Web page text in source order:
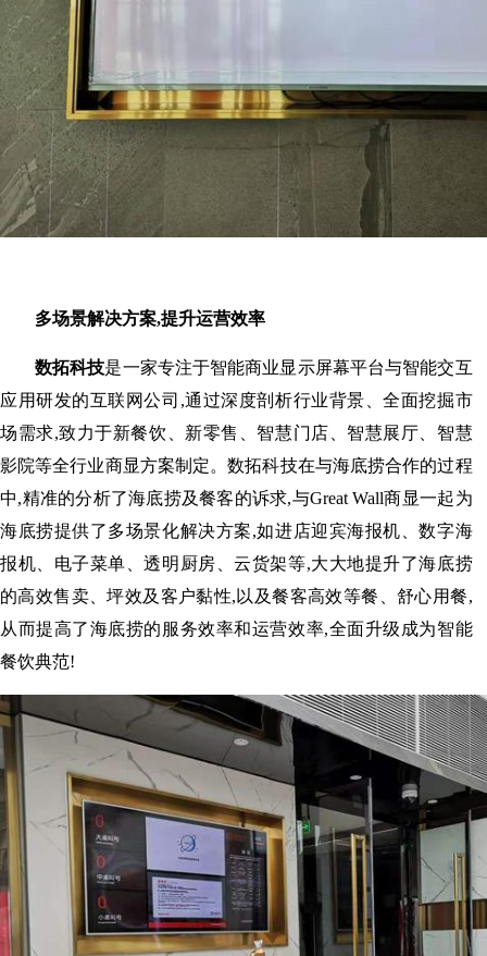
多场景解决方案,提升运营效率
数拓科技是一家专注于智能商业显示屏幕平台与智能交互
应用研发的互联网公司,通过深度剖析行业背景、全面挖掘市
场需求,致力于新餐饮、新零售、智慧门店、智慧展厅、智慧
影院等全行业商显方案制定。数拓科技在与海底捞合作的过程
中,精准的分析了海底捞及餐客的诉求,与Great Wall商显一起为
海底捞提供了多场景化解决方案,如进店迎宾海报机、数字海
报机、电子菜单、透明厨房、云货架等,大大地提升了海底捞
的高效售卖、坪效及客户黏性,以及餐客高效等餐、舒心用餐,
从而提高了海底捞的服务效率和运营效率,全面升级成为智能
餐饮典范!